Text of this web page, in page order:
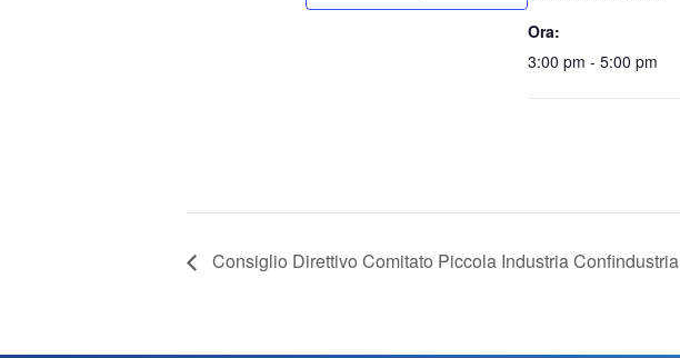
Ora:
3:00 pm - 5:00 pm
Consiglio Direttivo Comitato Piccola Industria Confindustria